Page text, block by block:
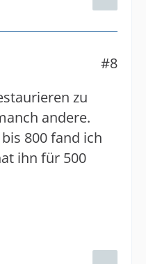
#8
zu
andere.
800 fand ich
ihn für 500